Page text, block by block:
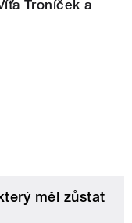
Troníček a
měl zůstat